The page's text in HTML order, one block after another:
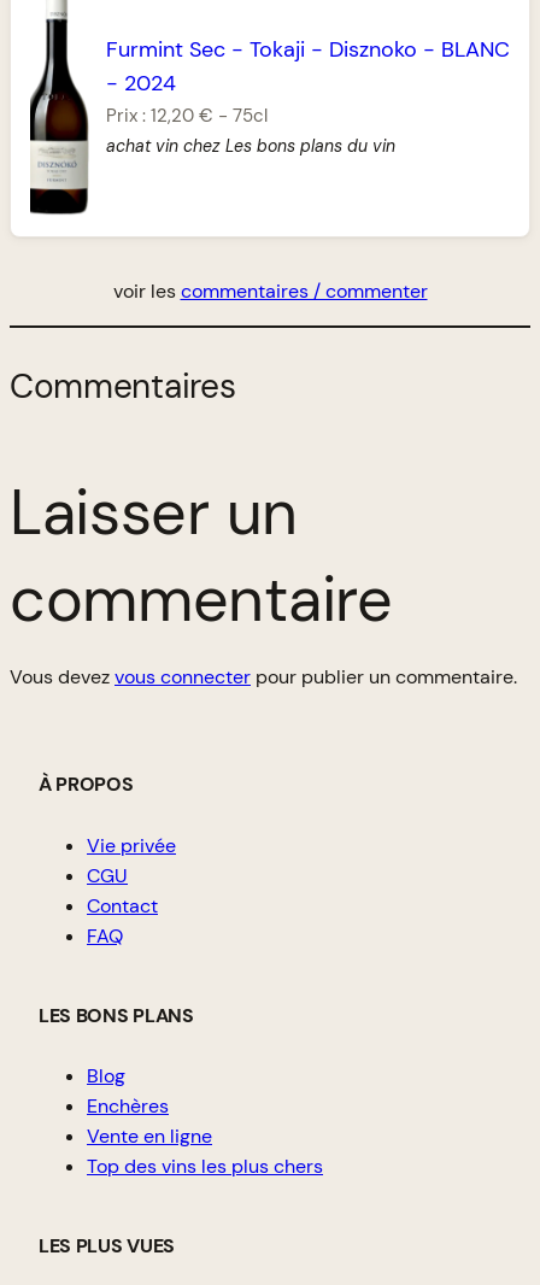
Furmint Sec- Tokaji - Disznoko - BLANC
- 2024
Prix : 12,20 € - 75cl
achat vin chez Les bons plans du vin
voir lescommentaires / commenter
Commentaires
Laisser un
commentaire
Vous devezvous connecter pour publier un commentaire.
À PROPOS
Vie privée
CGU
Contact
FAQ
LES BONS PLANS
Blog
Enchères
Vente en ligne
Top des vins les plus chers
LES PLUS VUES